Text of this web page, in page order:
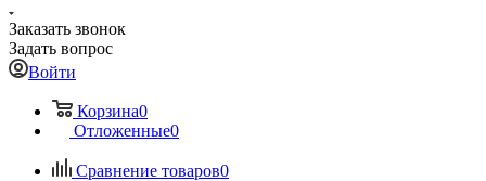
Заказать звонок
Задать вопрос
Войти
Корзина0
Отложенные0
Сравнение товаров0